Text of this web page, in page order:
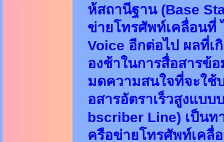
ห้สถานีฐาน (Base
ข่ายโทรศัพท์เคลื่อนที่
Voice อีกต่อไป ผลที่เ
องช้าในการสื่อสารข้
มดความสนใจที่จะใช้
อสารอัตราเร็วสูงแบ
bscriber Line) เป็นท
ครือข่ายโทรศัพท์เคลื่